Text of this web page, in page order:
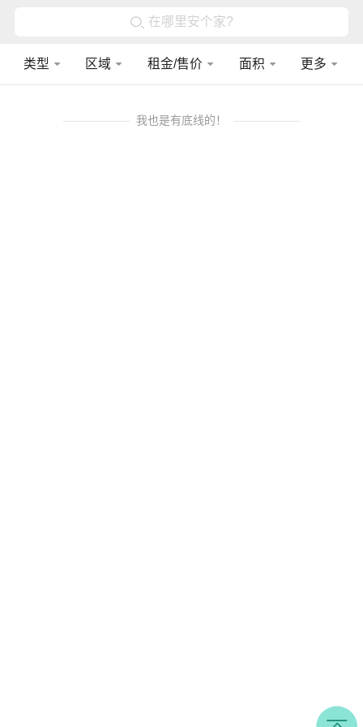
在哪里安个家?
类型 区域 租金/售价 面积 更多
我也是有底线的！